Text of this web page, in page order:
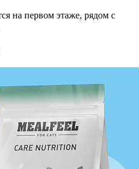
на первом этаже, рядом с